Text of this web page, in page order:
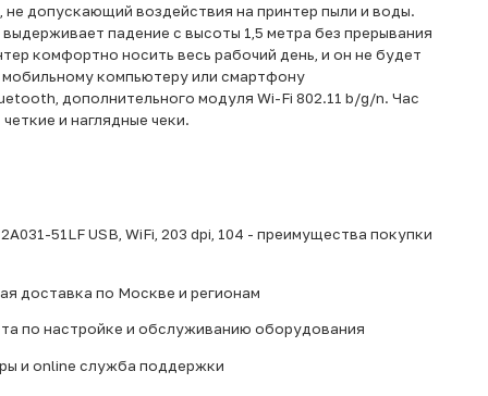
допускающий воздействия на принтер пыли и воды.
падение с высоты 1,5 метра без прерывания
комфортно носить весь рабочий день, и он не будет
компьютеру или смартфону
дополнительного модуля Wi-Fi 802.11 b/g/n. Час
и наглядные чеки.
51LF USB, WiFi, 203 dpi, 104 - преимущества покупки
доставка по Москве и регионам
по настройке и обслуживанию оборудования
и online служба поддержки